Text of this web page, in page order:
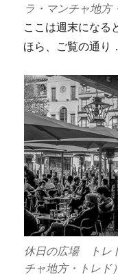
ラ・マンチャ地
ここは週末になる
ほら、ご覧の通り
休日の広場 トレ
チャ地方・トレ